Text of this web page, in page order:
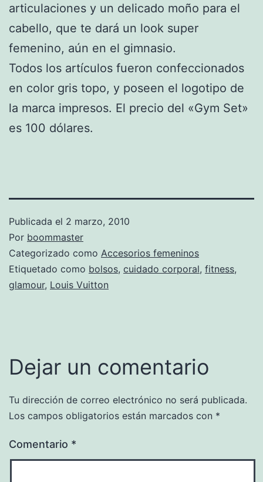
articulaciones y un delicado moño para el
cabello, que te dará un look super
femenino, aún en el gimnasio.
Todos los artículos fueron confeccionados
en color gris topo, y poseen el logotipo de
la marca impresos. El precio del «Gym Set»
es 100 dólares.
Publicada el 2 marzo, 2010
Por boommaster
Categorizado como Accesorios femeninos
Etiquetado como bolsos, cuidado corporal, fitness,
glamour, Louis Vuitton
Dejar un comentario
Tu dirección de correo electrónico no será publicada.
Los campos obligatorios están marcados con *
Comentario *